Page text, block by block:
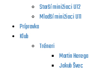
Starší minižiaci U12
Mladší minižiaci U11
Prípravka
Klub
Tréneri
Martin Herega
Jakub Švec